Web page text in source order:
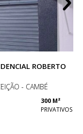
ROBERTO
- CAMBÉ
300 M²
PRIVATIVOS